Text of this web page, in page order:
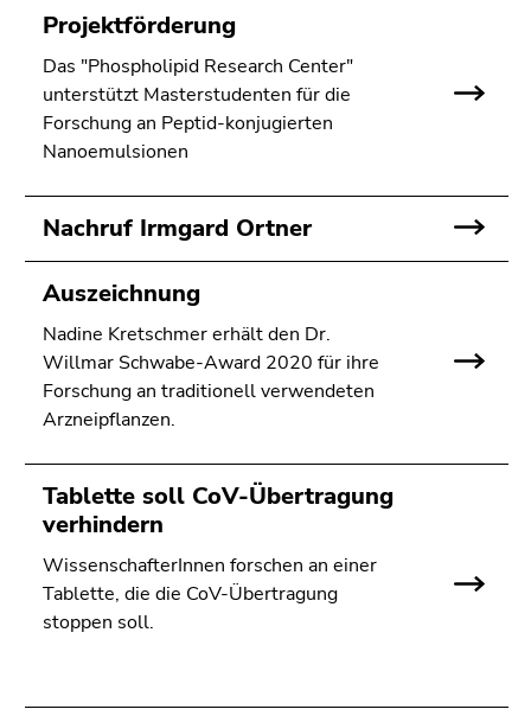
Seiteneinstellungen
(Benutzer/Sprache)
(Zugriffstaste
8)
Zur
Suche
9)
Projektförderung
Das "Phospholipid Research Center"
unterstützt Masterstudenten für die
Forschung an Peptid-konjugierten
Nanoemulsionen
Nachruf Irmgard Ortner
Auszeichnung
Nadine Kretschmer erhält den Dr.
Willmar Schwabe-Award 2020 für ihre
Forschung an traditionell verwendeten
Arzneipflanzen.
Tablette soll CoV-Übertragung
verhindern
WissenschafterInnen forschen an einer
Tablette, die die CoV-Übertragung
stoppen soll.